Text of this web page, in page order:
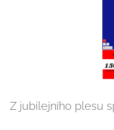
Z jubilejního plesu